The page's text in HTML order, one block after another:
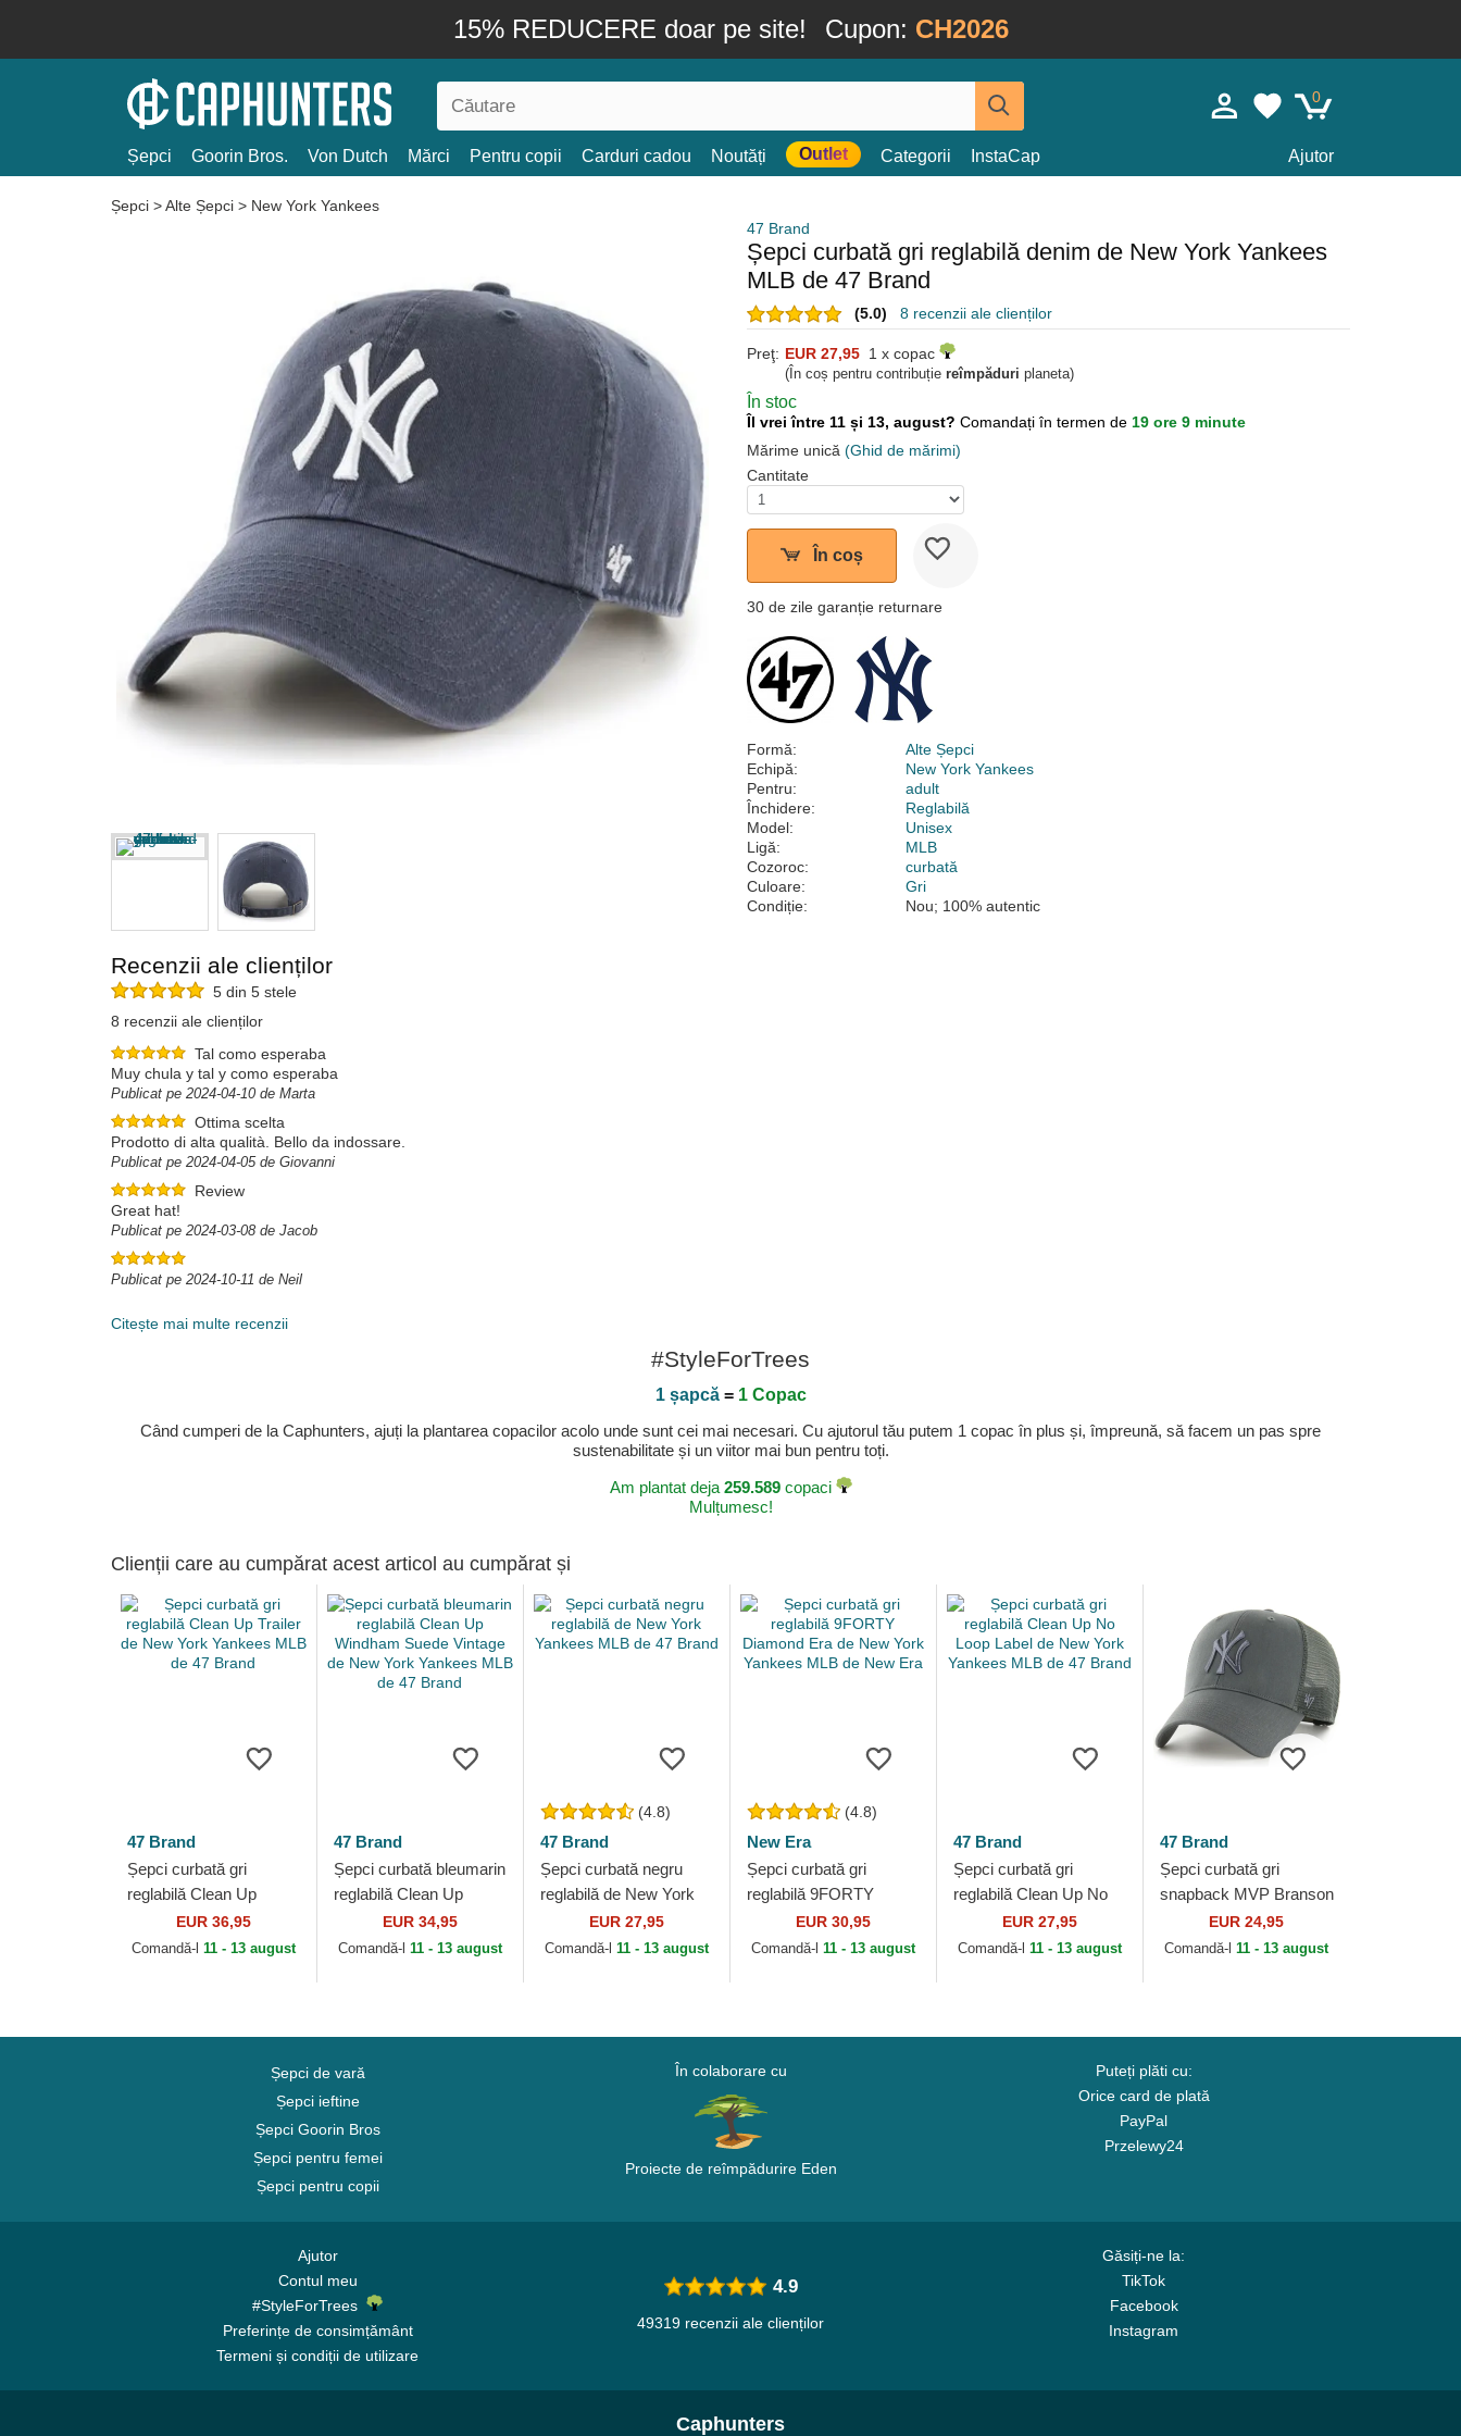
15% REDUCERE doar pe site! Cupon: CH2026
0
Șepci Goorin Bros. Von Dutch Mărci Pentru copii Carduri cadou Noutăți Outlet Categorii InstaCap Ajutor
Șepci >Alte Șepci > New York Yankees
47 Brand
Șepci curbată gri reglabilă denim de New York Yankees
MLB de 47 Brand
(5.0) 8 recenzii ale clienților
Preţ: EUR 27,95 1 x copac
(În coș pentru contribuție reîmpăduri planeta)
În stoc
Îl vrei între 11 și 13, august? Comandați în termen de 19 ore 9 minute
Mărime unică (Ghid de mărimi)
Cantitate
În coș
30 de zile garanție returnare
Formă:
Alte Șepci
Echipă:
New York Yankees
Pentru:
adult
Închidere:
Reglabilă
Model:
Unisex
Ligă:
MLB
Cozoroc:
curbată
Culoare:
Gri
Condiție:
Nou; 100% autentic
Recenzii ale clienților
5 din 5 stele
8 recenzii ale clienților
Tal como esperaba
Muy chula y tal y como esperaba
Publicat pe 2024-04-10 de Marta
Ottima scelta
Prodotto di alta qualità. Bello da indossare.
Publicat pe 2024-04-05 de Giovanni
Review
Great hat!
Publicat pe 2024-03-08 de Jacob
Publicat pe 2024-10-11 de Neil
Citește mai multe recenzii
#StyleForTrees
1 șapcă= 1 Copac
Când cumperi de la Caphunters, ajuți la plantarea copacilor acolo unde sunt cei mai necesari. Cu ajutorul tău putem 1 copac în plus și, împreună, să facem un pas spre
sustenabilitate și un viitor mai bun pentru toți.
Am plantat deja 259.589copaci
Mulțumesc!
Clienții care au cumpărat acest articol au cumpărat și
47 Brand
Șepci curbată gri
reglabilă Clean Up
Trailer de New York
Yankees MLB de 47
EUR 36,95
Comandă-l 11 - 13 august
47 Brand
Șepci curbată bleumarin
reglabilă Clean Up
Windham Suede
Vintage de New York
EUR 34,95
Comandă-l 11 - 13 august
(4.8)
47 Brand
Șepci curbată negru
reglabilă de New York
Yankees MLB de 47
Brand
EUR 27,95
Comandă-l 11 - 13 august
(4.8)
New Era
Șepci curbată gri
reglabilă 9FORTY
Diamond Era de New
York Yankees MLB de
EUR 30,95
Comandă-l 11 - 13 august
47 Brand
Șepci curbată gri
reglabilă Clean Up No
Loop Label de New York
Yankees MLB de 47
EUR 27,95
Comandă-l 11 - 13 august
47 Brand
Șepci curbată gri
snapback MVP Branson
de New York Yankees
MLB de 47 Brand
EUR 24,95
Comandă-l11 - 13 august
Șepci de vară
Șepci ieftine
Șepci Goorin Bros
Șepci pentru femei
Șepci pentru copii
În colaborare cu
Proiecte de reîmpădurire Eden
Puteți plăti cu:
Orice card de plată
PayPal
Przelewy24
Ajutor
Contul meu
#StyleForTrees
Preferințe de consimțământ
Termeni și condiții de utilizare
Găsiți-ne la:
TikTok
Facebook
Instagram
4.9
49319 recenzii ale clienților
Caphunters